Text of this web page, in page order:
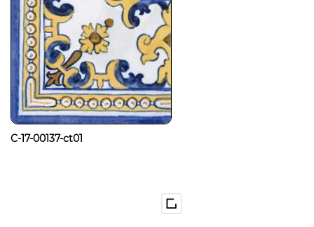
C-17-00137-ct01